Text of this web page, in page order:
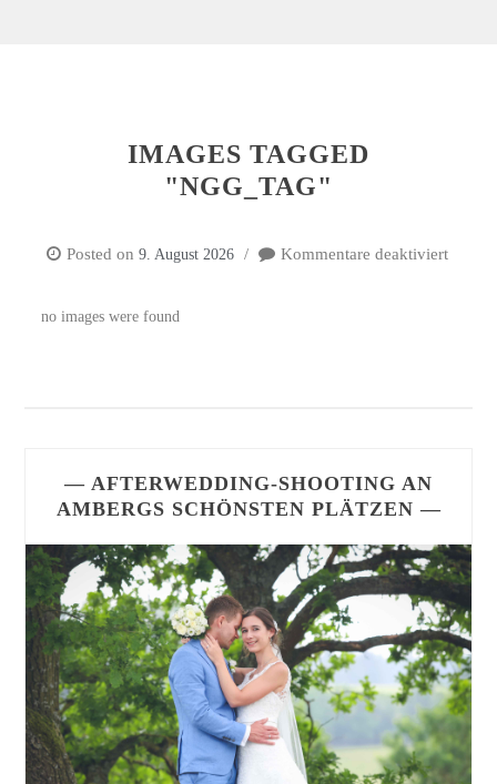
IMAGES TAGGED
"NGG_TAG"
Posted on 9. August 2026 Kommentare deaktiviert
no images were found
— AFTERWEDDING-SHOOTING AN
AMBERGS SCHÖNSTEN PLÄTZEN —